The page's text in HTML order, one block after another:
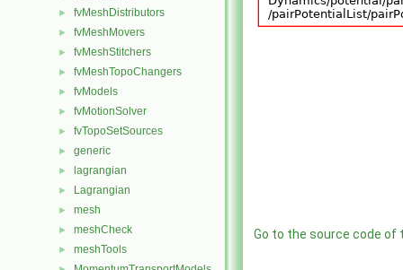
► fvMeshDistributors
► fvMeshMovers
► fvMeshStitchers
► fvMeshTopoChangers
► fvModels
► fvMotionSolver
► fvTopoSetSources
► generic
► lagrangian
► Lagrangian
► mesh
► meshCheck
► meshTools
Go to the source code of